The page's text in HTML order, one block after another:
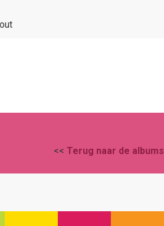
<< Terug naar de albums